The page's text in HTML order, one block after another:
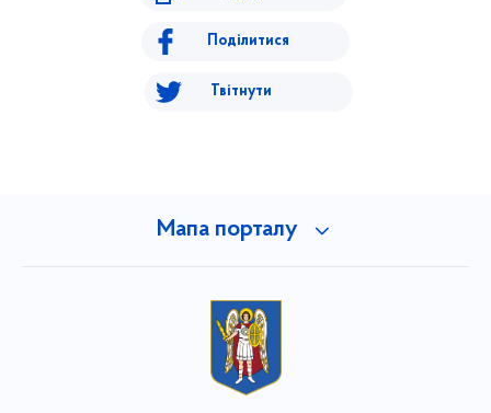
Поділитися
Твітнути
Мапа порталу